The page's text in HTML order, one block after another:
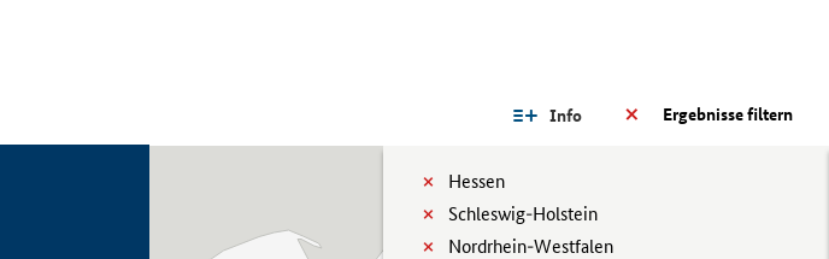
Ergebnisse filtern
Info
Hessen
Schleswig-Holstein
Nordrhein-Westfalen